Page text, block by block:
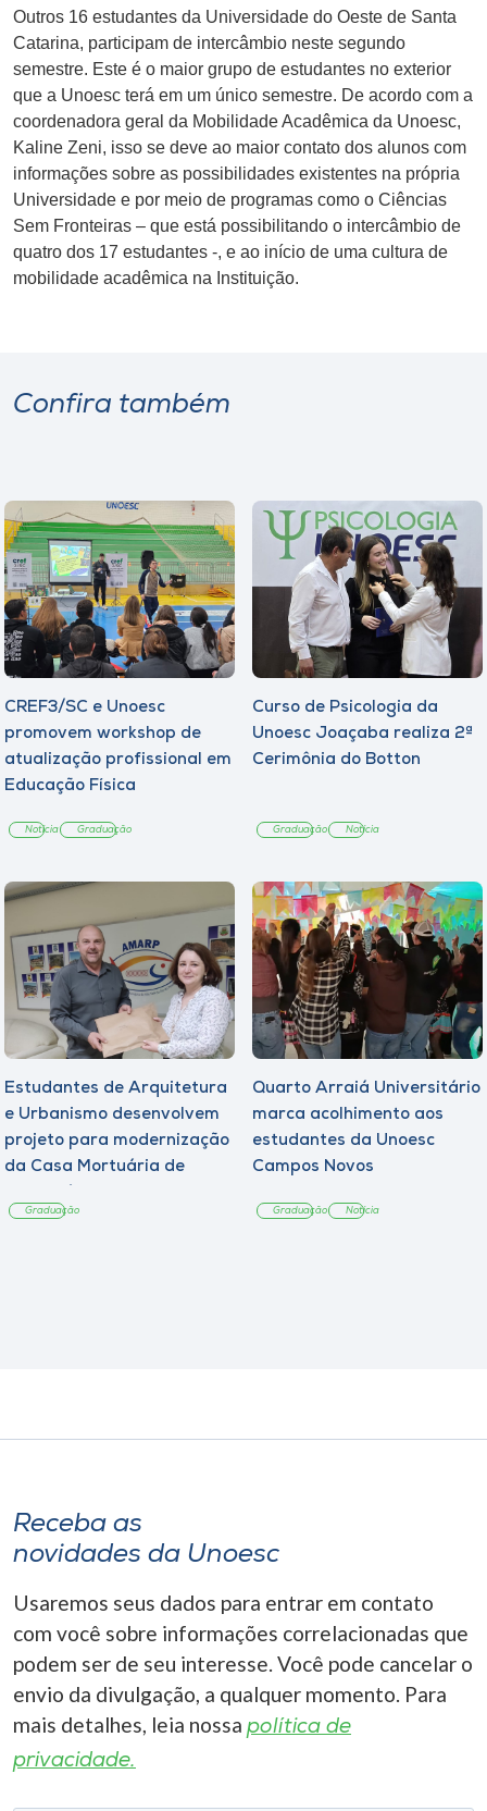
Outros 16 estudantes da Universidade do Oeste de Santa
Catarina, participam de intercâmbio neste segundo
semestre. Este é o maior grupo de estudantes no exterior
que a Unoesc terá em um único semestre. De acordo com a
coordenadora geral da Mobilidade Acadêmica da Unoesc,
Kaline Zeni, isso se deve ao maior contato dos alunos com
informações sobre as possibilidades existentes na própria
Universidade e por meio de programas como o Ciências
Sem Fronteiras – que está possibilitando o intercâmbio de
quatro dos 17 estudantes -, e ao início de uma cultura de
mobilidade acadêmica na Instituição.
Confira também
CREF3/SC e Unoesc
promovem workshop de
atualização profissional em
Educação Física
Notícia Graduação
Curso de Psicologia da
Unoesc Joaçaba realiza 2ª
Cerimônia do Botton
Graduação Notícia
Estudantes de Arquitetura
e Urbanismo desenvolvem
projeto para modernização
da Casa Mortuária de
Graduação
Quarto Arraiá Universitário
marca acolhimento aos
estudantes da Unoesc
Campos Novos
Graduação Notícia
Receba as
novidades da Unoesc
Usaremos seus dados para entrar em contato
com você sobre informações correlacionadas que
podem ser de seu interesse. Você pode cancelar o
envio da divulgação, a qualquer momento. Para
mais detalhes, leia nossa política de
privacidade.